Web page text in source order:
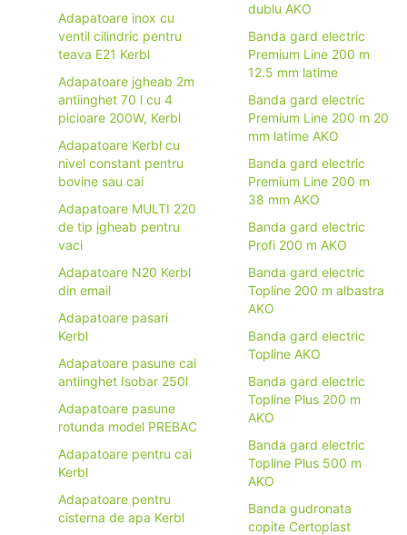
Adapatoare inox cu
ventil cilindric pentru
teava E21 Kerbl
Adapatoare jgheab 2m
antiinghet 70 l cu 4
picioare 200W, Kerbl
Adapatoare Kerbl cu
nivel constant pentru
bovine sau cai
Adapatoare MULTI 220
de tip jgheab pentru
vaci
Adapatoare N20 Kerbl
din email
Adapatoare pasari
Kerbl
Adapatoare pasune cai
antiinghet Isobar 250l
Adapatoare pasune
rotunda model PREBAC
Adapatoare pentru cai
Kerbl
Adapatoare pentru
cisterna de apa Kerbl
dublu AKO
Banda gard electric
Premium Line 200 m
12.5 mm latime
Banda gard electric
Premium Line 200 m 20
mm latime AKO
Banda gard electric
Premium Line 200 m
38 mm AKO
Banda gard electric
Profi 200 m AKO
Banda gard electric
Topline 200 m albastra
AKO
Banda gard electric
Topline AKO
Banda gard electric
Topline Plus 200 m
AKO
Banda gard electric
Topline Plus 500 m
AKO
Banda gudronata
copite Certoplast